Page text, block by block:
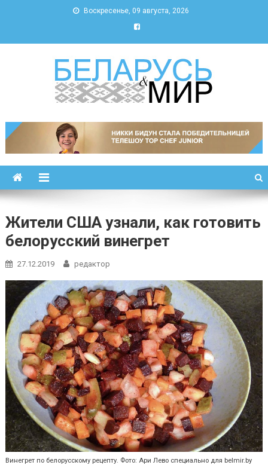
Воскресенье, 09 августа, 2026
Беларусь и мир
Жители США узнали, как готовить
белорусский винегрет
27.12.2019 редактор
Винегрет по белорусскому рецепту. Фото: Ари Лево специально для belmir.by